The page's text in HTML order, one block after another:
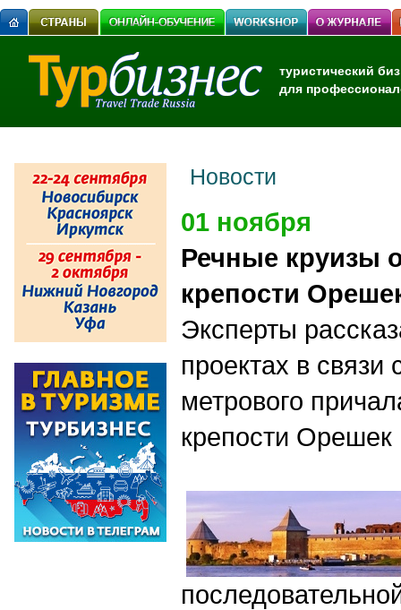
туристический
для
Новости
01 ноября
Речные круизы
крепости
Эксперты
проектах в связи
метрового
крепости